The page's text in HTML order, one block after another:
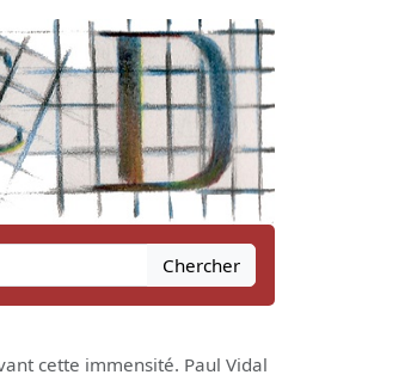
Chercher
cette immensité. Paul Vidal